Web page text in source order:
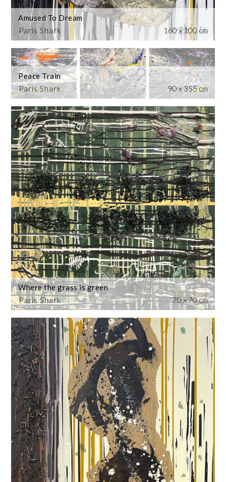
Paris Shark
Amused To Dream
160 x 100 cm
Paris Shark
Peace Train
90 x 355 cm
Paris Shark
Where the grass is green
70 x 70 cm